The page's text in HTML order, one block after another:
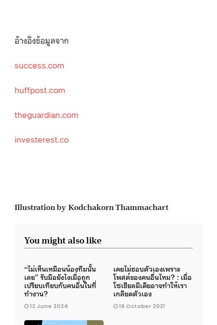
อ้างอิงข้อมูลจาก
success.com
huffpost.com
theguardian.com
investerest.co
Illustration by Kodchakorn Thammachart
You might also like
“ไม่เห็นเหมือนน้องทีมนั้น
เลย” รับมือยังไงเมื่อถูก
เปรียบเทียบกับคนอื่นในที่
ทำงาน?
12 June 2024
เคยไม่ชอบตัวเองเพราะ
โพสต์ของคนอื่นไหม? : เมื่อ
โซเชียลมีเดียอาจทำให้เรา
เกลียดตัวเอง
16 October 2021